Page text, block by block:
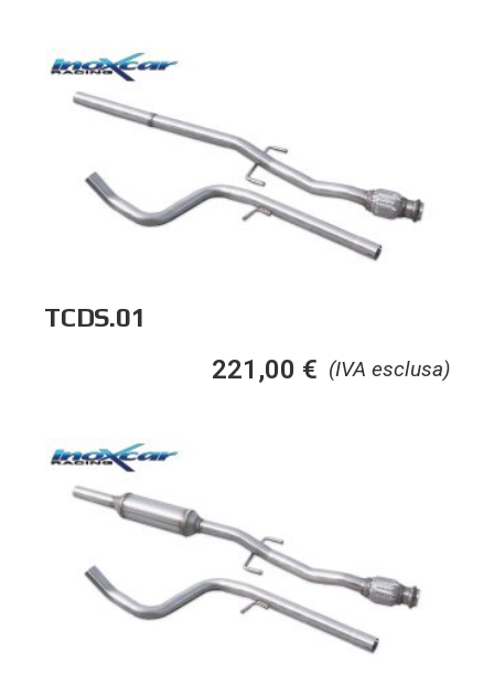
TCDS.01
(IVA esclusa)
221,00 €